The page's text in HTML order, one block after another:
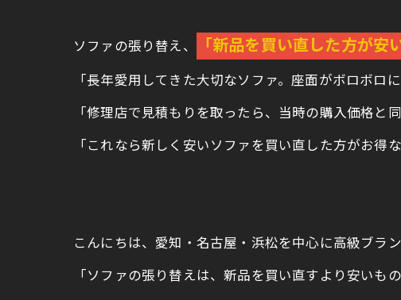
ソファの張り替え、 「新品を買い直した方が安
「長年愛用してきた大切なソファ。座面がボロボロ
「修理店で見積もりを取ったら、当時の購入価格と
「これなら新しく安いソファを買い直した方がお得
こんにちは、愛知・名古屋・浜松を中心に高級ブラ
「ソファの張り替えは、新品を買い直すより安いもの